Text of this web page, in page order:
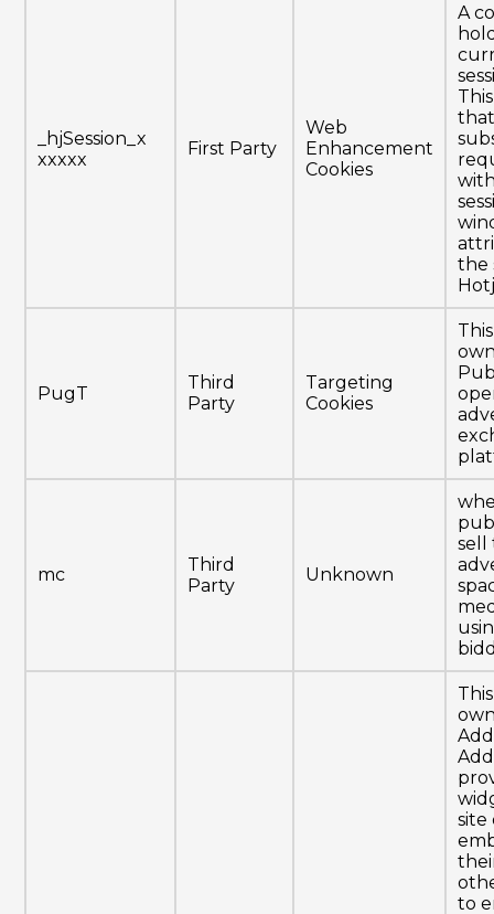
_hjSession_x
xxxxx
First Party
Web
Enhancement
Cookies
A
the
PugT
Third
Party
Targeting
Cookies
mc
Third
Party
Unknown
sell
site
to